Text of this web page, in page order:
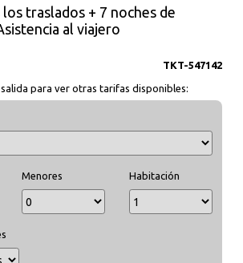
traslados + 7 noches de
al viajero
TKT-547142
para ver otras tarifas disponibles:
Menores Habitación